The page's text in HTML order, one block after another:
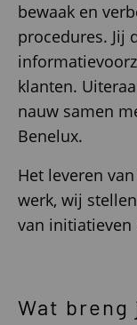
bewaak en
procedures. Jij
klanten.
nauw samen
Benelux.
Het leveren
werk, wij
van initiatieven
Wat breng